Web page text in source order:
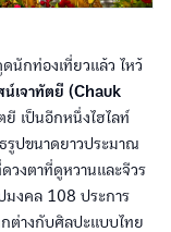
นักท่องเที่ยวแล้ว ไหว้
เจาทัตยี (Chauk
เป็นอีกหนึ่งไฮไลท์
รูปขนาดยาวประมาณ
วงตาที่ดูหวานและจีวร
มงคล 108 ประการ
ต่างกับศิลปะแบบไทย